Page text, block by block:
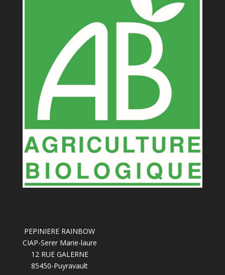
PEPINIERE RAINBOW
CIAP-Serer Marie-laure
12 RUE GALERNE
85450-Puyravault